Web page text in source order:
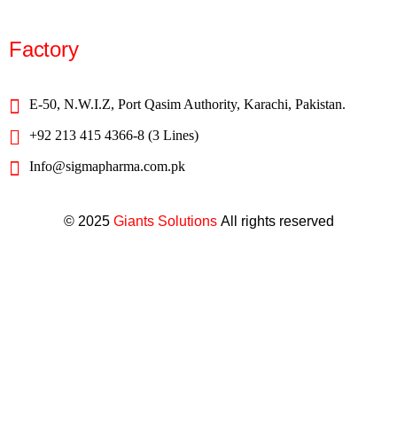
Factory
E-50, N.W.I.Z, Port Qasim Authority, Karachi, Pakistan.
+92 213 415 4366-8 (3 Lines)
Info@sigmapharma.com.pk
© 2025 Giants Solutions All rights reserved